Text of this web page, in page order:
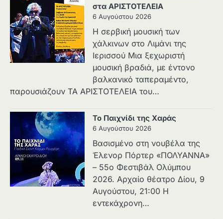
στα ΑΡΙΣΤΟΤΕΛΕΙΑ
6 Αυγούστου 2026
Η σερβική μουσική των
χάλκινων στο Λιμάνι της
Ιερισσού Μια ξεχωριστή
μουσική βραδιά, με έντονο
βαλκανικό ταπεραμέντο,
παρουσιάζουν ΤΑ ΑΡΙΣΤΟΤΕΛΕΙΑ του…
Το Παιχνίδι της Χαράς
6 Αυγούστου 2026
Βασισμένο στη νουβέλα της
Έλενορ Πόρτερ «ΠΟΛΥΑΝΝΑ»
– 55ο Φεστιβάλ Ολύμπου
2026. Αρχαίο θέατρο Δίου, 9
Αυγούστου, 21:00 Η
εντεκάχρονη…